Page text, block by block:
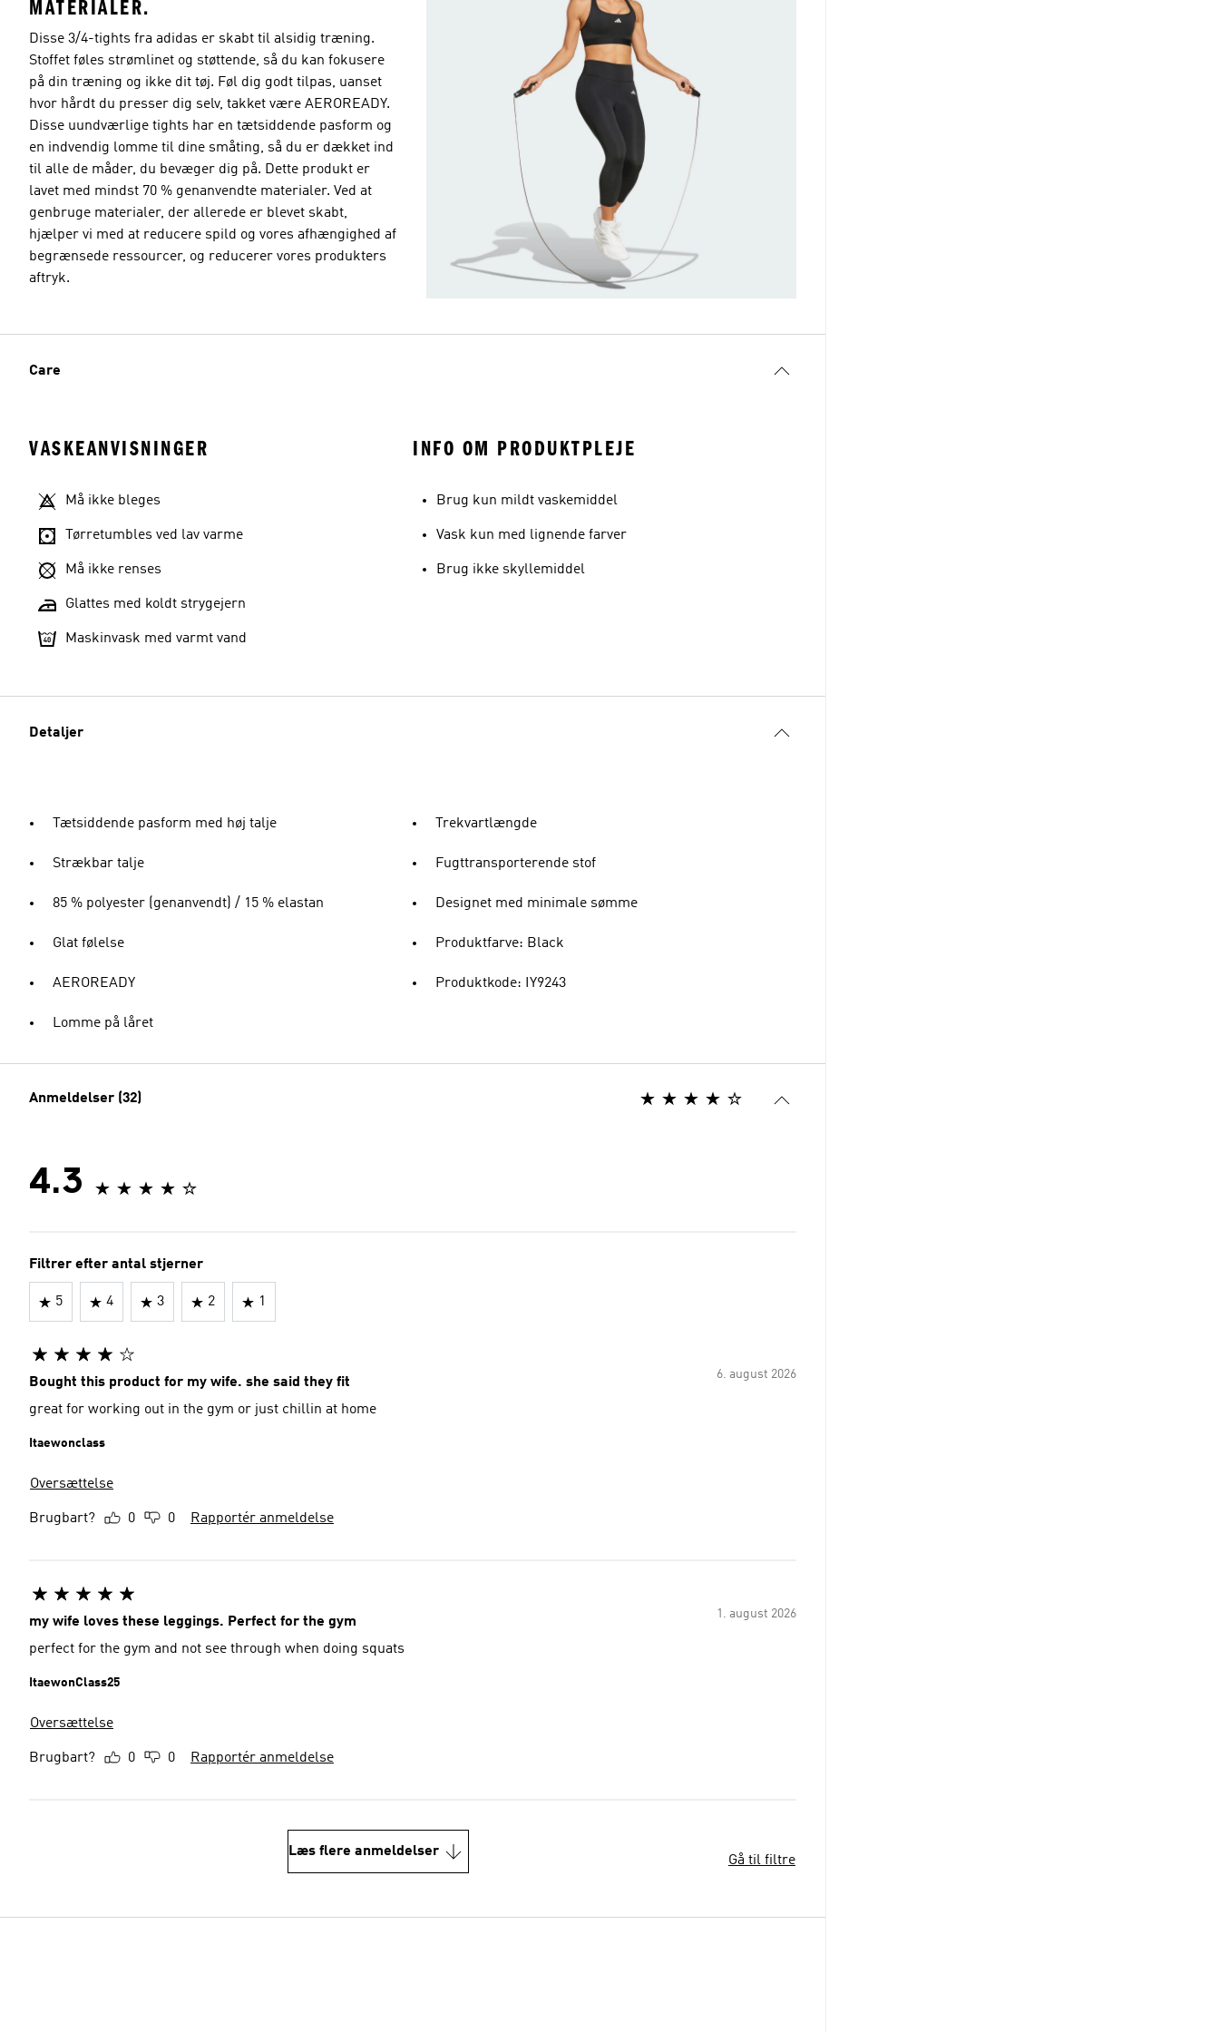
MATERIALER.
Disse 3/4-tights fra adidas er skabt til alsidig træning.
Stoffet føles strømlinet og støttende, så du kan fokusere
på din træning og ikke dit tøj. Føl dig godt tilpas, uanset
hvor hårdt du presser dig selv, takket være AEROREADY.
Disse uundværlige tights har en tætsiddende pasform og
en indvendig lomme til dine småting, så du er dækket ind
til alle de måder, du bevæger dig på. Dette produkt er
lavet med mindst 70 % genanvendte materialer. Ved at
genbruge materialer, der allerede er blevet skabt,
hjælper vi med at reducere spild og vores afhængighed af
begrænsede ressourcer, og reducerer vores produkters
aftryk.
Care
VASKEANVISNINGER
Må ikke bleges
Tørretumbles ved lav varme
Må ikke renses
Glattes med koldt strygejern
Maskinvask med varmt vand
INFO OM PRODUKTPLEJE
Brug kun mildt vaskemiddel
Vask kun med lignende farver
Brug ikke skyllemiddel
Detaljer
Tætsiddende pasform med høj talje
Strækbar talje
85 % polyester (genanvendt) / 15 % elastan
Glat følelse
AEROREADY
Lomme på låret
Trekvartlængde
Fugttransporterende stof
Designet med minimale sømme
Produktfarve: Black
Produktkode: IY9243
Anmeldelser (32)
4.3
Filtrer efter antal stjerner
5 4 3 2 1
6. august 2026
Bought this product for my wife. she said they fit
great for working out in the gym or just chillin at home
Itaewonclass
Oversættelse
Brugbart? 0 0 Rapportér anmeldelse
1. august 2026
my wife loves these leggings. Perfect for the gym
perfect for the gym and not see through when doing squats
ItaewonClass25
Oversættelse
Brugbart? 0 0 Rapportér anmeldelse
Læs flere anmeldelser
Gå til filtre